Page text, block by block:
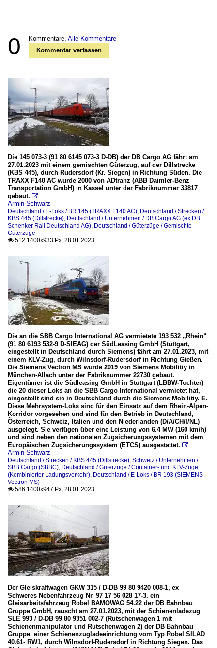
0 Kommentare, Alle Kommentare
Kommentar verfassen
Die 145 073-3 (91 80 6145 073-3 D-DB) der DB Cargo AG fährt am
27.01.2023 mit einem gemischten Güterzug, auf der Dillstrecke
(KBS 445), durch Rudersdorf (Kr. Siegen) in Richtung Süden. Die
TRAXX F140 AC wurde 2000 von ADtranz (ABB Daimler-Benz
Transportation GmbH) in Kassel unter der Fabriknummer 33817
gebaut. 
Armin Schwarz
Deutschland / E-Loks / BR 145 (TRAXX F140 AC), Deutschland / Strecken /
KBS 445 (Dillstrecke), Deutschland / Unternehmen / DB Cargo AG (ex DB
Schenker Rail Deutschland AG), Deutschland / Güterzüge / Gemischte
Güterzüge
 512 1400x933 Px, 28.01.2023
Die an die SBB Cargo International AG vermietete 193 532 „Rhein“
(91 80 6193 532-9 D-SIEAG) der SüdLeasing GmbH (Stuttgart,
eingestellt in Deutschland durch Siemens) fährt am 27.01.2023, mit
einem KLV-Zug, durch Wilnsdorf-Rudersdorf in Richtung Gießen.
Die Siemens Vectron MS wurde 2019 von Siemens Mobilitiy in
München-Allach unter der Fabriknummer 22730 gebaut.
Eigentümer ist die Südleasing GmbH in Stuttgart (LBBW-Tochter)
die 20 dieser Loks an die SBB Cargo International vermietet hat,
eingestellt sind sie in Deutschland durch die Siemens Mobilitiy. E.
Diese Mehrsystem-Loks sind für den Einsatz auf dem Rhein-Alpen-
Korridor vorgesehen und sind für den Betrieb in Deutschland,
Österreich, Schweiz, Italien und den Niederlanden (D/A/CH/I/NL)
ausgelegt. Sie verfügen über eine Leistung von 6,4 MW (160 km/h)
und sind neben den nationalen Zugsicherungssystemen mit dem
Europäischen Zugsicherungssystem (ETCS) ausgestattet. 
Armin Schwarz
Deutschland / Strecken / KBS 445 (Dillstrecke), Schweiz / Unternehmen /
SBB Cargo (SBBC), Deutschland / Güterzüge / Container- und KLV-Züge
(Kombinierter Ladungsverkehr), Deutschland / E-Loks / BR 193 (SIEMENS
Vectron MS)
 586 1400x947 Px, 28.01.2023
Der Gleiskraftwagen GKW 315 / D-DB 99 80 9420 008-1, ex
Schweres Nebenfahrzeug Nr. 97 17 56 028 17-3, ein
Gleisarbeitsfahrzeug Robel BAMOWAG 54.22 der DB Bahnbau
Gruppe GmbH, rauscht am 27.01.2023, mit der Schienenladezug
SLE 993 / D-DB 99 80 9351 002-7 (Rutschenwagen 1 mit
Schienenmanipulator und Rutschenwagen 2) der DB Bahnbau
Gruppe, einer Schienenzugladeeinrichtung vom Typ Robel SILAD
40.61- RW1, durch Wilnsdorf-Rudersdorf in Richtung Siegen. Das